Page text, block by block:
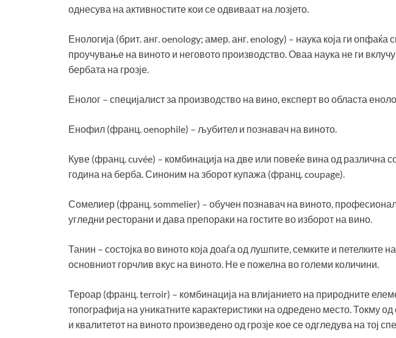
однесува на активностите кои се одвиваат на лозјето.
Енологија (брит. анг. oenology; амер. анг. enology) – наука која ги опфаќа
проучување на виното и неговото производство. Оваа наука не ги
бербата на грозје.
Енолог – специјалист за производство на вино, експерт во областа
Енофил (франц. oenophile) – љубител и познавач на виното.
Куве (франц. cuvée) – комбинација на две или повеќе вина од различна
година на берба. Синоним на зборот купажа (франц. coupage).
Сомелиер (франц. sommelier) – обучен познавач на виното,
угледни ресторани и дава препораки на гостите во изборот на вино.
Танин – состојка во виното која доаѓа од лушпите, семките и петелките на
основниот горчлив вкус на виното. Не е пожелна во големи количини.
Тероар (франц. terroir) – комбинација на влијанието на природните
топографија на уникатните карактеристики на одредено место. Токму
и квалитетот на виното произведено од грозје кое се одгледува на тој